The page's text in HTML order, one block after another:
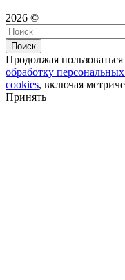
2026 ©
Поиск
Продолжая
обработку
cookies, включая
Принять